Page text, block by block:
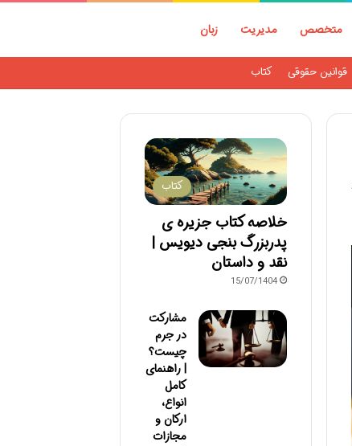
متخصص مدیریت زبان
قوانین حقوقی کتاب
کتاب
خلاصه کتاب جزیره ی
پدربزرگ بنجی دیویس |
نقد و داستان
15/07/1404
مشارکت
در جرم
چیست؟
| راهنمای
کامل
انواع،
ارکان و
مجازات